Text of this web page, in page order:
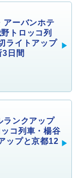
ーバンホテ
トロッコ列
ライトアップ
3日間
ンクアップ
コ列車・楊谷
ップと京都12